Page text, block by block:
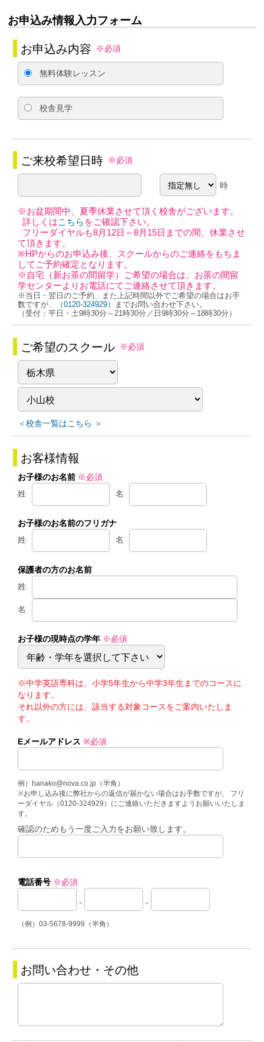
お申込み情報入力フォーム
お申込み内容 ※必須
無料体験レッスン
校舎見学
ご来校希望日時 ※必須
時
※お盆期間中、夏季休業させて頂く校舎がございます。
詳しくはこちら をご確認下さい。
フリーダイヤルも8月12日～8月15日までの間、休業させ
て頂きます。
※HPからのお申込み後、スクールからのご連絡をもちま
してご予約確定となります。
※自宅（新お茶の間留学）ご希望の場合は、お茶の間留
学センターよりお電話にてご連絡させて頂きます。
※当日・翌日のご予約、また上記時間以外でご希望の場合はお手
数ですが、
（0120-324929）
までお問い合わせ下さい。
（受付：平日・土9時30分～21時30分／日9時30分～18時30分）
ご希望のスクール ※必須
＜校舎一覧はこちら ＞
お客様情報
お子様のお名前 ※必須
姓
名
お子様のお名前のフリガナ
姓
名
保護者の方のお名前
姓
名
お子様の現時点の学年 ※必須
※中学英語専科は、小学5年生から中学3年生までのコースに
なります。
それ以外の方には、該当する対象コースをご案内いたしま
す。
Eメールアドレス ※必須
例）hanako@nova.co.jp（半角）
※お申し込み後に弊社からの返信が届かない場合はお手数ですが、 フリ
ーダイヤル（0120-324929）にご連絡いただきますようお願いいたしま
す。
確認のためもう一度ご入力をお願い致します。
電話番号 ※必須
- -
（例）03-5678-9999（半角）
お問い合わせ・その他